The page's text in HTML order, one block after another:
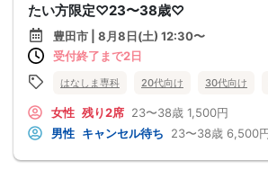
たい方限定♡23〜38歳♡
豊田市 | 8月8日(土) 12:30〜
受付終了まで2日
はなしま専科 20代向け 30代向け
女性 残り2席 23〜38歳 1,500円
男性 キャンセル待ち 23〜38歳 6,500